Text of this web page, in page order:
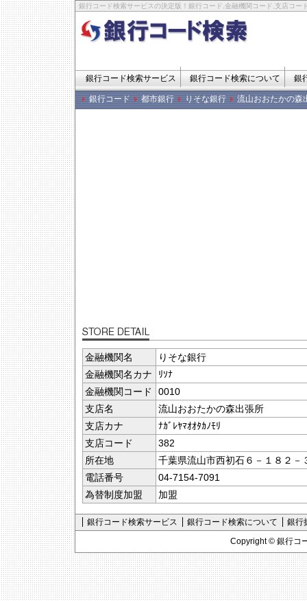
銀行コード検索サービスの決定版！銀行コード,金融機関コード,支店コー
銀行コード検索サービス 銀行コード検索について 銀
銀行コード 都市銀行 りそな銀行 流山おおたかの森
金融機関名
りそな銀行
金融機関名カナ
ﾘｿﾅ
金融機関コード
0010
支店名
流山おおたかの森出張所
支店カナ
ﾅｶﾞﾚﾔﾏｵｵﾀｶﾉﾓﾘ
支店コード
382
所在地
千葉県流山市西初石６－１８２－
電話番号
04-7154-7091
為替制度加盟
加盟
銀行コード検索サービス 銀行コード検索について
銀行
Copyright © 銀行コ